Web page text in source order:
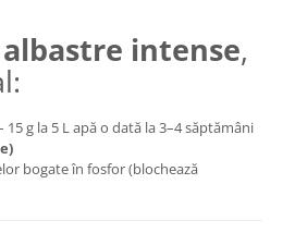
albastre intense,
15 g la 5 L apă o dată la 3–4 săptămâni
bogate în fosfor (blochează